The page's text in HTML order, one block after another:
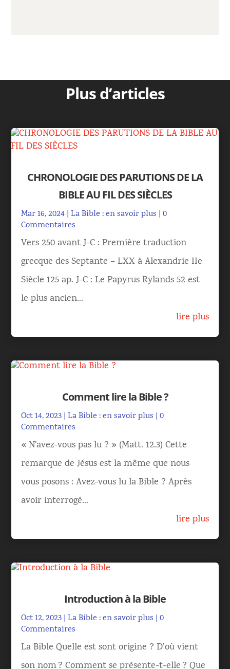
Plus d’articles
CHRONOLOGIE DES PARUTIONS DE LA
BIBLE AU FIL DES SIÈCLES
Mar 16, 2024 |La Bible : en savoir plus | 0
Commentaires
Vers 250 avant J-C : Première traduction
grecque des Septante – LXX à Alexandrie IIe
Siècle 125 ap. J-C : Le Papyrus Rylands 52 est
le plus ancien...
lire plus
Comment lire la Bible ?
Oct 14, 2023 |La Bible : en savoir plus | 0
Commentaires
« N'avez-vous pas lu ? » (Matt. 12.3) Cette
remarque de Jésus est la même que nous
vous posons : Avez-vous lu la Bible ? Après
avoir interrogé...
lire plus
Introduction à la Bible
Oct 12, 2023 |La Bible : en savoir plus | 0
Commentaires
La Bible Quelle est sont origine ? D’où vient